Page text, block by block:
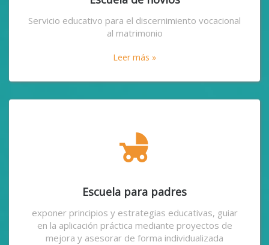
Servicio educativo para el discernimiento vocacional
al matrimonio
Leer más »
child_friendly
Escuela para padres
exponer principios y estrategias educativas, guiar
en la aplicación práctica mediante proyectos de
mejora y asesorar de forma individualizada